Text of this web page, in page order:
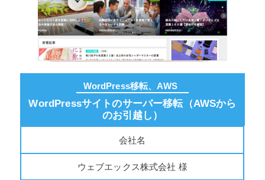
WordPress移転、AWS
WordPressサイトのサーバー移転（AWSから
のお引越し）
会社名
ウェブエックス株式会社 様